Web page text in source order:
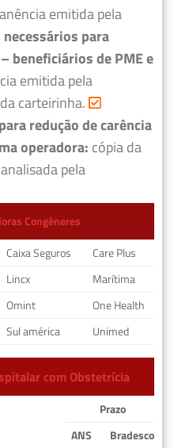
emitida pela
para
beneficiários de PME e
emitida pela
carteirinha.
redução de carência
operadora: cópia da
pela
Congêneres
Caixa Seguros
Care Plus
Lincx
Marítima
Omint
One Health
Sul américa Unimed
com Obstetrícia
Prazo
ANS
Bradesco